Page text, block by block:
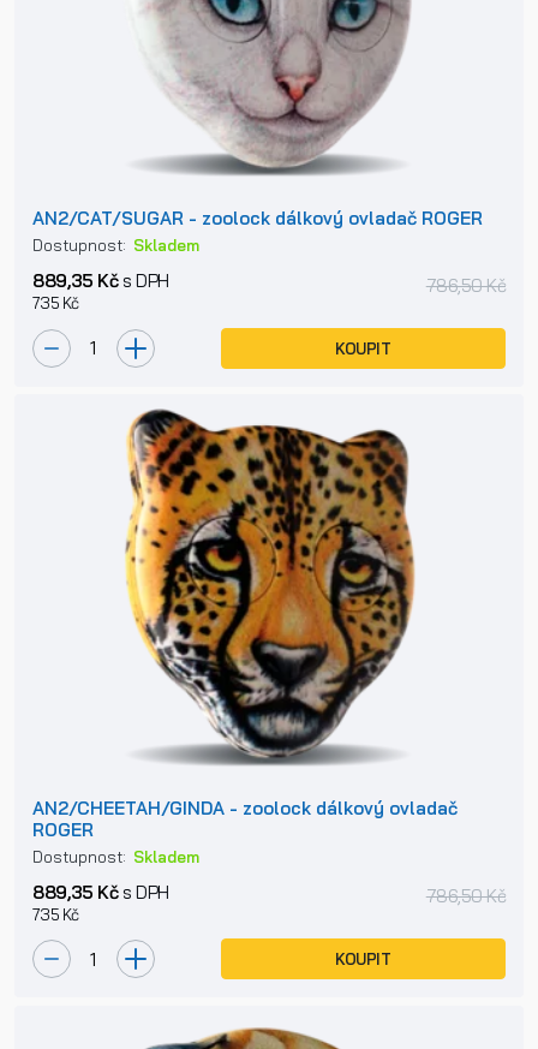
AN2/CAT/SUGAR - zoolock dálkový ovladač ROGER
Dostupnost: Skladem
889,35 Kčs DPH
735 Kč
786,50 Kč
KOUPIT
AN2/CHEETAH/GINDA - zoolock dálkový ovladač
ROGER
Dostupnost: Skladem
889,35 Kčs DPH
735 Kč
786,50 Kč
KOUPIT